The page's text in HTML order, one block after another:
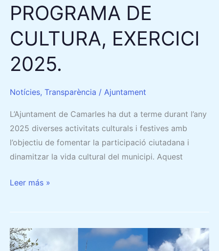
PROGRAMA DE
CULTURA, EXERCICI
2025.
Notícies, Transparència / Ajuntament
L’Ajuntament de Camarles ha dut a terme durant l’any
2025 diverses activitats culturals i festives amb
l’objectiu de fomentar la participació ciutadana i
dinamitzar la vida cultural del municipi. Aquest
Leer más »
CAMARLES
IMPULSA